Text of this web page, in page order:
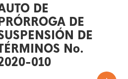
DE
DE
DE
No.
010